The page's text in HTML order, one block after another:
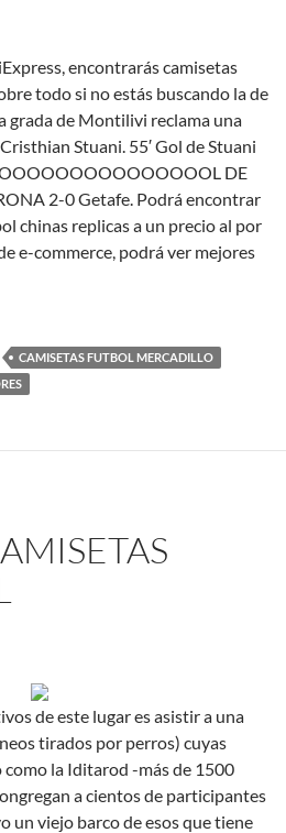
encontrarás camisetas
todo si no estás buscando la de
grada de Montilivi reclama una
Stuani. 55′ Gol de Stuani
DE
2-0 Getafe. Podrá encontrar
chinas replicas a un precio al por
e-commerce, podrá ver mejores
CAMISETAS FUTBOL MERCADILLO
de este lugar es asistir a una
tirados por perros) cuyas
la Iditarod -más de 1500
a cientos de participantes
un viejo barco de esos que tiene